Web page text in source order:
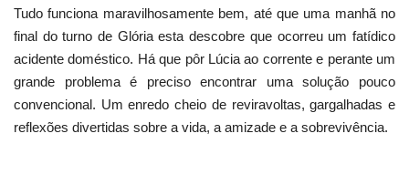
Tudo funciona maravilhosamente bem, até que uma manhã no
final do turno de Glória esta descobre que ocorreu um fatídico
acidente doméstico. Há que pôr Lúcia ao corrente e perante um
grande problema é preciso encontrar uma solução pouco
convencional. Um enredo cheio de reviravoltas, gargalhadas e
reflexões divertidas sobre a vida, a amizade e a sobrevivência.